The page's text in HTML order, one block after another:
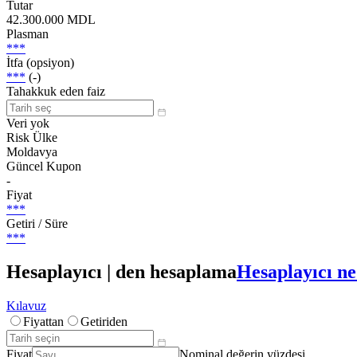
Tutar
42.300.000 MDL
Plasman
***
İtfa (opsiyon)
*** (-)
Tahakkuk eden faiz
Veri yok
Risk Ülke
Moldavya
Güncel Kupon
-
Fiyat
***
Getiri / Süre
***
Hesaplayıcı | den hesaplamaHesaplayıcı
Kılavuz
Fiyattan
Getiriden
Fiyat Nominal değerin yüzdesi